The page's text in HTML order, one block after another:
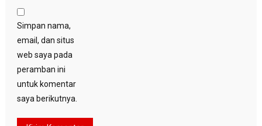
Simpan nama,
email, dan situs
web saya pada
peramban ini
untuk komentar
saya berikutnya.